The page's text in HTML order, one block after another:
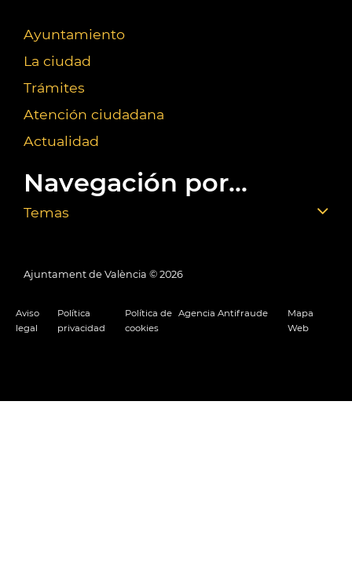
Ayuntamiento
La ciudad
Trámites
Atención ciudadana
Actualidad
Navegación por...
Temas
Ajuntament de València © 2026
Aviso
legal
Política
privacidad
Política de
cookies
Agencia Antifraude
Mapa
Web